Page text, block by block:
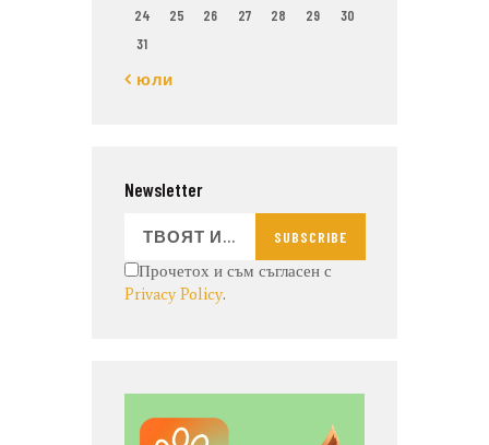
24
25 26 27 28 29
30
31
« юли
Newsletter
SUBSCRIBE
Прочетох и съм съгласен с
Privacy Policy.